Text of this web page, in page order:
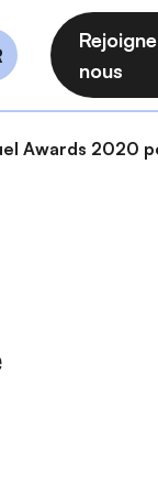
nous
Awards 2020